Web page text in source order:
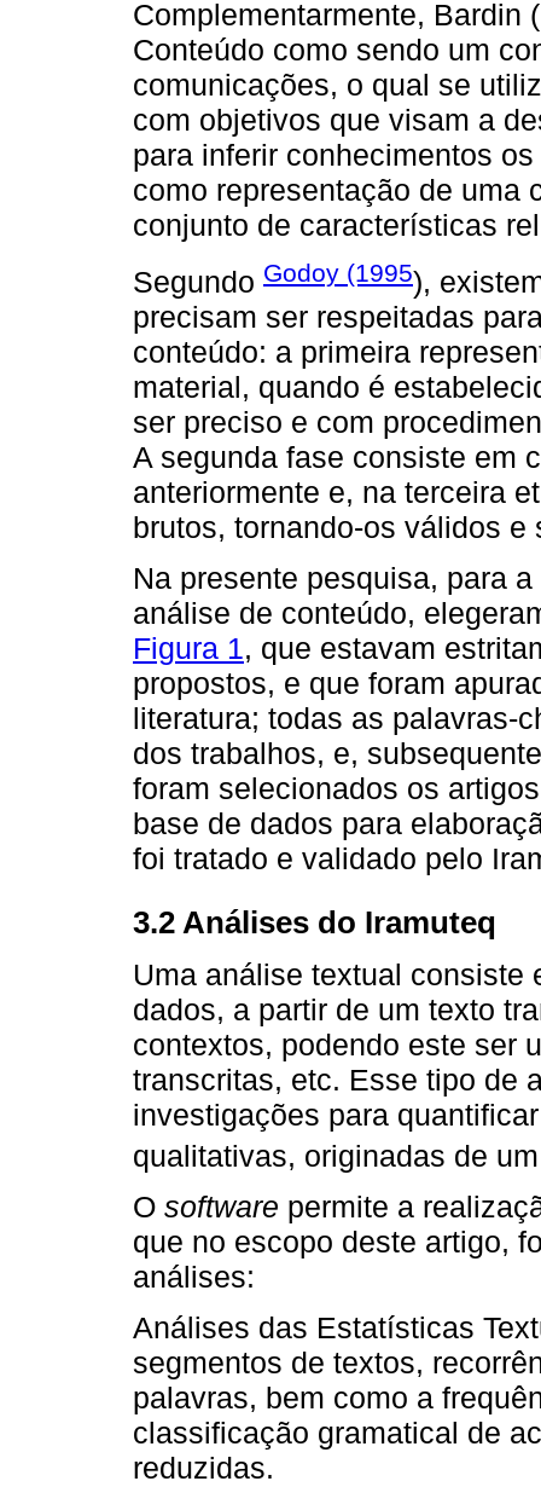
Complementarmente, Bardin
Conteúdo como sendo um
comunicações, o qual se
com objetivos que visam a
para inferir conhecimentos
como representação de uma
conjunto de características
Segundo Godoy (1995),
precisam ser respeitadas
conteúdo: a primeira
material, quando é
ser preciso e com
A segunda fase consiste em
anteriormente e, na terceira
brutos, tornando-os válidos e
Na presente pesquisa, para
análise de conteúdo,
Figura 1, que estavam
propostos, e que foram
literatura; todas as palavras-
dos trabalhos, e,
foram selecionados os
base de dados para
foi tratado e validado pelo
3.2 Análises do Iramuteq
Uma análise textual consiste
dados, a partir de um texto
contextos, podendo este ser
transcritas, etc. Esse tipo de
investigações para
qualitativas, originadas de
O software permite a
que no escopo deste artigo,
análises:
Análises das Estatísticas
segmentos de textos,
palavras, bem como a
classificação gramatical de
reduzidas.